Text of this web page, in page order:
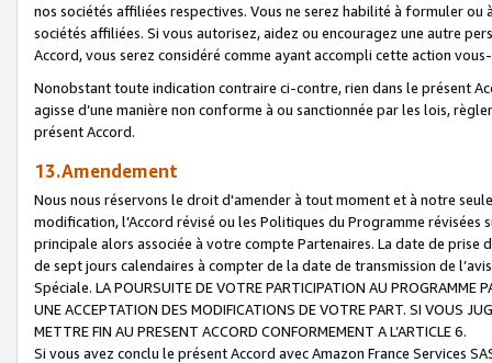
nos sociétés affiliées respectives. Vous ne serez habilité à formuler
sociétés affiliées. Si vous autorisez, aidez ou encouragez une autre
Accord, vous serez considéré comme ayant accompli cette action
Nonobstant toute indication contraire ci-contre, rien dans le présent
agisse d’une manière non conforme à ou sanctionnée par les lois,
présent Accord.
13.Amendement
Nous nous réservons le droit d'amender à tout moment et à notre
modification, l’Accord révisé ou les Politiques du Programme
principale alors associée à votre compte Partenaires. La date de
de sept jours calendaires à compter de la date de transmission de
Spéciale. LA POURSUITE DE VOTRE PARTICIPATION AU PROGRAMME
UNE ACCEPTATION DES MODIFICATIONS DE VOTRE PART. SI VOUS
METTRE FIN AU PRESENT ACCORD CONFORMEMENT A L’ARTICLE 6.
Si vous avez conclu le présent Accord avec Amazon France Services